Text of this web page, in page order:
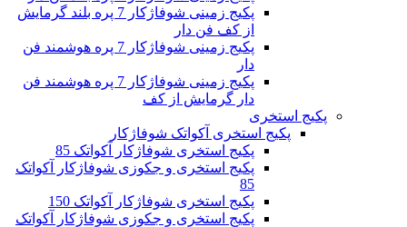
پکیج زمینی شوفاژکار 7 پره بلند گرمایش
از کف فن دار
پکیج زمینی شوفاژکار 7 پره هوشمند فن
دار
پکیج زمینی شوفاژکار 7 پره هوشمند فن
دار گرمایش از کف
پکیج استخری
پکیج استخری آکواتک شوفاژکار
پکیج استخری شوفاژکار آکواتک 85
پکیج استخری و جکوزی شوفاژکار آکواتک
85
پکیج استخری شوفاژکار آکواتک 150
پکیج استخری و جکوزی شوفاژکار آکواتک